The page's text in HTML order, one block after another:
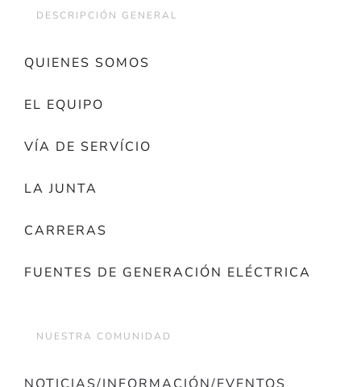
DESCRIPCIÓN GENERAL
QUIENES SOMOS
EL EQUIPO
VÍA DE SERVÍCIO
LA JUNTA
CARRERAS
FUENTES DE GENERACIÓN ELÉCTRICA
NUESTRA COMUNIDAD